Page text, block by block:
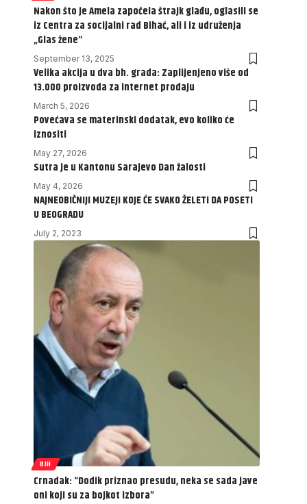
Nakon što je Amela započela štrajk glađu, oglasili se
iz Centra za socijalni rad Bihać, ali i iz udruženja
„Glas žene“
September 13, 2025
Velika akcija u dva bh. grada: Zaplijenjeno više od
13.000 proizvoda za internet prodaju
March 5, 2026
Povećava se materinski dodatak, evo koliko će
iznositi
May 27, 2026
Sutra je u Kantonu Sarajevo Dan žalosti
May 4, 2026
NAJNEOBIČNIJI MUZEJI KOJE ĆE SVAKO ŽELETI DA POSETI
U BEOGRADU
July 2, 2023
BIH
Crnadak: “Dodik priznao presudu, neka se sada jave
oni koji su za bojkot izbora”